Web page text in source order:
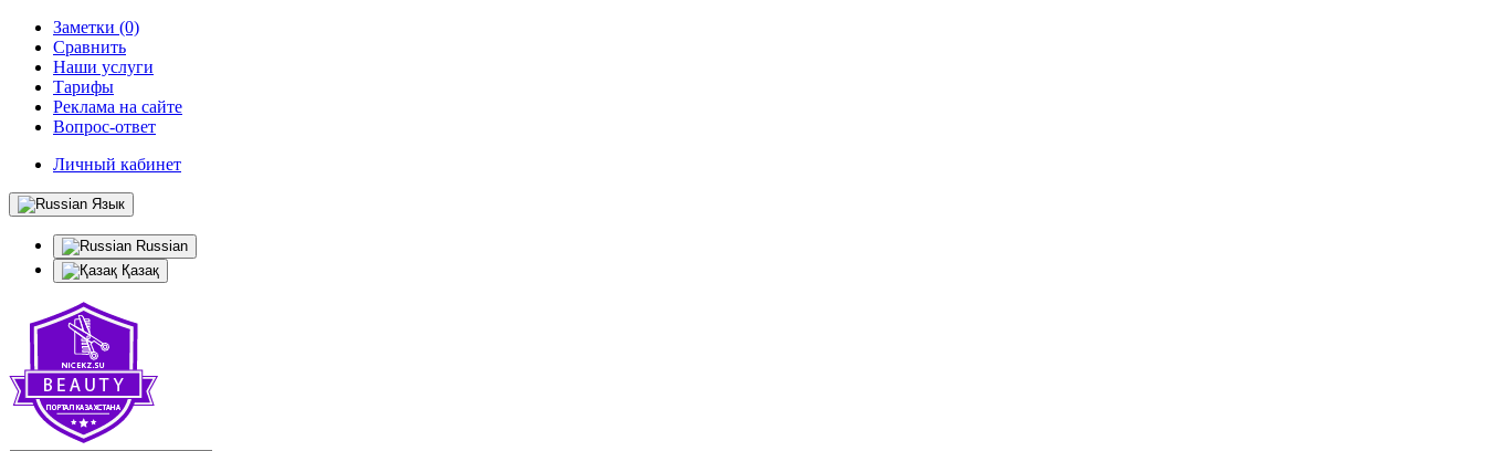
Заметки (0)
Сравнить
Наши услуги
Тарифы
Реклама на сайте
Вопрос-ответ
Личный кабинет
Язык
Russian
Қазақ